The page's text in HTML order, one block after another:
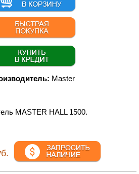
Master
MASTER HALL 1500.